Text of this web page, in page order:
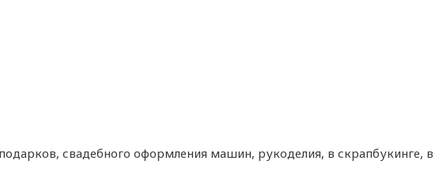
свадебного оформления машин, рукоделия, в скрапбукинге, в